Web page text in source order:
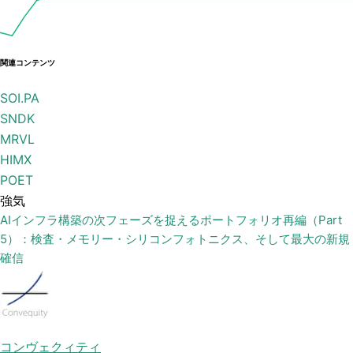
関連コンテンツ
SOI.PA
SNDK
MRVL
HIMX
POET
強気
AIインフラ構築の次フェーズを捉えるポートフォリオ再編（Part
5）：検査・メモリー・シリコンフォトニクス、そして最大の新規
確信
コンヴェクィティ